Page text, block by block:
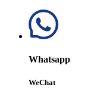
Whatsapp
WeChat